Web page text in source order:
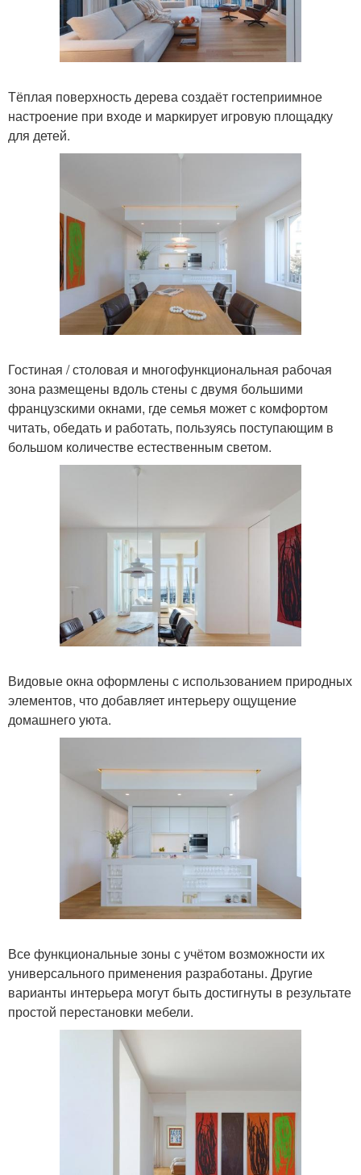
Тёплая поверхность дерева создаёт гостеприимное
настроение при входе и маркирует игровую площадку
для детей.
Гостиная / столовая и многофункциональная рабочая
зона размещены вдоль стены с двумя большими
французскими окнами, где семья может с комфортом
читать, обедать и работать, пользуясь поступающим в
большом количестве естественным светом.
Видовые окна оформлены с использованием природных
элементов, что добавляет интерьеру ощущение
домашнего уюта.
Все функциональные зоны с учётом возможности их
универсального применения разработаны. Другие
варианты интерьера могут быть достигнуты в результате
простой перестановки мебели.